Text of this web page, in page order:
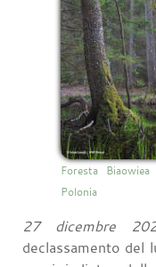
Foresta
Polonia
27 dicembre
declassamento del